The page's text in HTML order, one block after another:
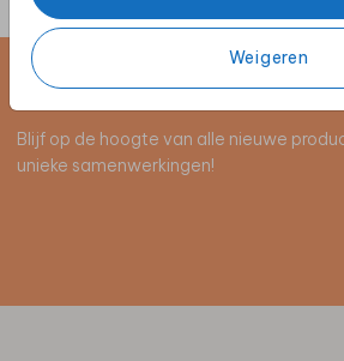
Weigeren
Schrijf je in voor de
Blijf op de hoogte van alle nieuwe
unieke samenwerkingen!